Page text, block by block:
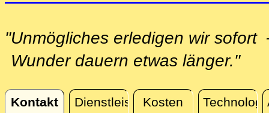
"Unmögliches erledigen wir
Wunder dauern etwas länger."
Kontakt Dienstleistungen
Kosten